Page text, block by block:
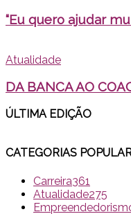
“Eu quero ajudar
Atualidade
DA BANCA AO
ÚLTIMA EDIÇÃO
CATEGORIAS
Carreira361
Atualidade275